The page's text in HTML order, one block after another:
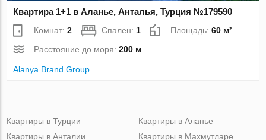
Квартира 1+1 в Аланье, Анталья, Турция №179590
Комнат:2 Спален: 1 Площадь:60 м²
Расстояние до моря:200 м
Alanya Brand Group
Квартиры в Турции
Квартиры в Анталии
Квартиры в Аланье
Квартиры в Махмутларе